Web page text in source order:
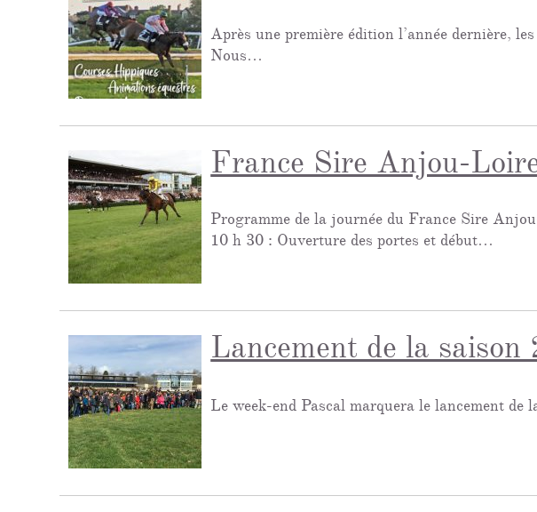
Après une première édition l’année dernière,
Nous…
France Sire Anjou-
Programme de la journée du France Sire
10 h 30 : Ouverture des portes et début…
Lancement de la saison
Le week-end Pascal marquera le lancement